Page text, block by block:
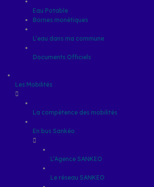
Eau Potable
Bornes monétiques
L’eau dans ma commune
Documents Officiels
Les Mobilités
La compétence des mobilités
En bus Sankéo
L’Agence SANKEO
Le réseau SANKEO